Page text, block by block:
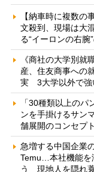
【納車時に複数の
文殺到、現場は大
る“イーロンの右腕
《商社の大学別就
産、住友商事への
実 3大学以外で強
「30種類以上の
ンを手掛けるサン
舗展開のコンセプ
急増する中国企業
Temu…本社機能を
う 現地人を隠れ